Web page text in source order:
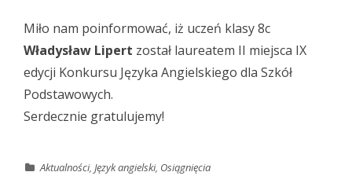
Miło nam poinformować, iż uczeń klasy 8c
Władysław Lipert został laureatem II miejsca IX
edycji Konkursu Języka Angielskiego dla Szkół
Podstawowych.
Serdecznie gratulujemy!
Aktualności,Język angielski, Osiągnięcia